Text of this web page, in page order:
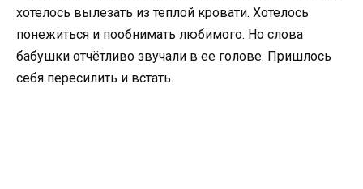
хотелось вылезать из теплой кровати. Хотелось
понежиться и пообнимать любимого. Но слова
бабушки отчётливо звучали в ее голове. Пришлось
себя пересилить и встать.